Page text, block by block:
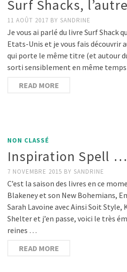
Surf Shacks,
11 AOÛT 2017 BY SANDRINE
Je vous ai parlé du livre Surf Shack
Etats-Unis et je vous fais découvrir
qui porte le même titre (et autour
sorti sensiblement en même
READ MORE
NON CLASSÉ
Inspiration Spell …
7 NOVEMBRE 2015 BY SANDRINE
C’est la saison des livres en ce
Blakeney et son New Bohemians,
Sarah Lavoine avec Ainsi Soit Style,
Shelter et j’en passe, voici le très
reines …
READ MORE